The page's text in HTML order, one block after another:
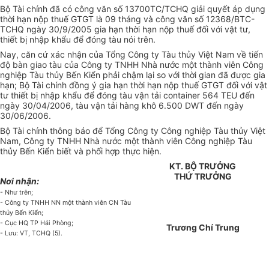
Bộ Tài chính đã có công văn số 13700TC/TCHQ giải quyết áp dụng
thời hạn nộp thuế GTGT là 09 tháng và công văn số 12368/BTC-
TCHQ ngày 30/9/2005 gia hạn thời hạn nộp thuế đối với vật tư,
thiết bị nhập khẩu để đóng tàu nói trên.
Nay, căn cứ xác nhận của Tổng Công ty Tàu thủy Việt Nam về tiến
độ bàn giao tàu của Công ty TNHH Nhà nước một thành viên Công
nghiệp Tàu thủy Bến Kiển phải chậm lại so với thời gian đã được gia
hạn; Bộ Tài chính đồng ý gia hạn thời hạn nộp thuế GTGT đối với vật
tư thiết bị nhập khẩu để đóng tàu vận tải container 564 TEU đến
ngày 30/04/2006, tàu vận tải hàng khô 6.500 DWT đến ngày
30/06/2006.
Bộ Tài chính thông báo để Tổng Công ty Công nghiệp Tàu thủy Việt
Nam, Công ty TNHH Nhà nước một thành viên Công nghiệp Tàu
thủy Bến Kiển biết và phối hợp thực hiện.
Nơi nhận:
- Như trên;
- Công ty TNHH NN một thành viên CN Tàu
thủy Bến Kiển;
- Cục HQ TP Hải Phòng;
- Lưu: VT, TCHQ (5).
KT. BỘ TRƯỞNG
THỨ TRƯỞNG
Trương Chí Trung